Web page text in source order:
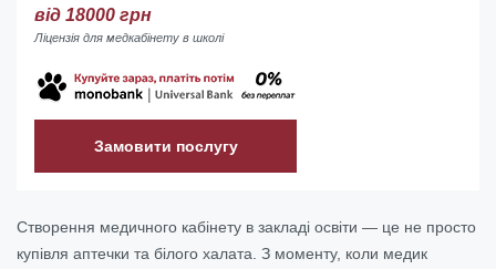
від 18000 грн
Ліцензія для медкабінету в школі
Замовити послугу
Створення медичного кабінету в закладі освіти — це не просто
купівля аптечки та білого халата. З моменту, коли медик